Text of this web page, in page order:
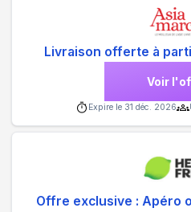
Livraison offerte à
Voir
Expire le 31 déc. 2026
Offre exclusive : Apéro